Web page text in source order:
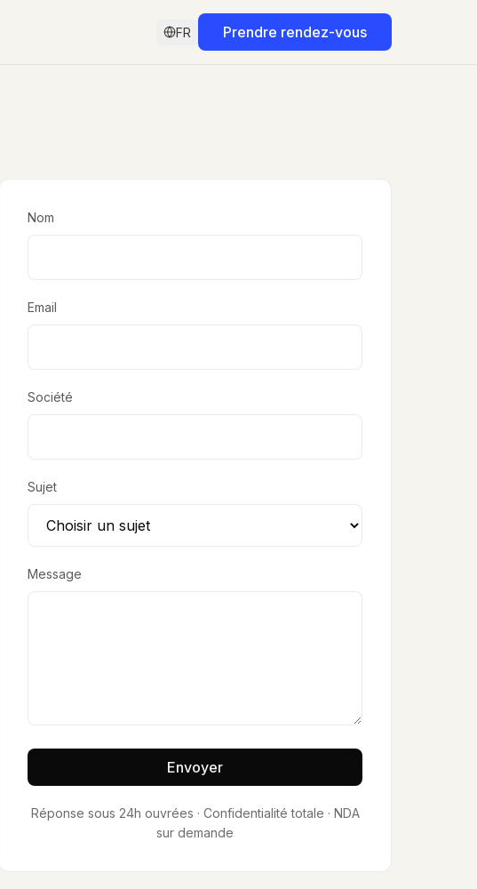
FR Prendre rendez-vous
Nom
Email
Société
Sujet
Message
Envoyer
Réponse sous 24h ouvrées · Confidentialité totale · NDA
sur demande